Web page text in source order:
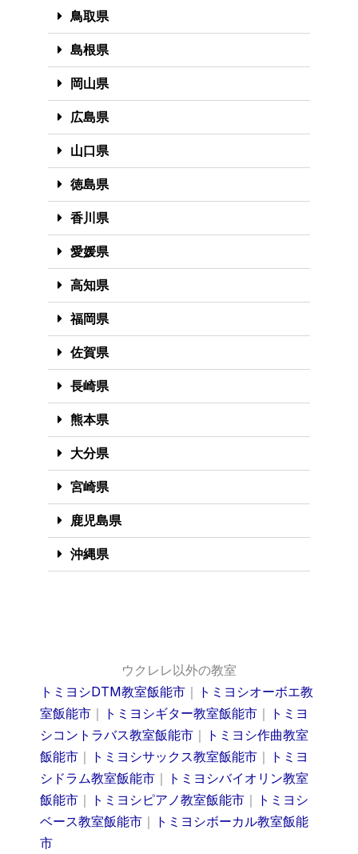
鳥取県
島根県
岡山県
広島県
山口県
徳島県
香川県
愛媛県
高知県
福岡県
佐賀県
長崎県
熊本県
大分県
宮崎県
鹿児島県
沖縄県
ウクレレ以外の教室
トミヨシDTM教室飯能市 ｜ トミヨシオーボエ教
室飯能市 ｜ トミヨシギター教室飯能市 ｜ トミヨ
シコントラバス教室飯能市 ｜ トミヨシ作曲教室
飯能市 ｜ トミヨシサックス教室飯能市 ｜ トミヨ
シドラム教室飯能市 ｜ トミヨシバイオリン教室
飯能市 ｜ トミヨシピアノ教室飯能市 ｜ トミヨシ
ベース教室飯能市 ｜ トミヨシボーカル教室飯能
市